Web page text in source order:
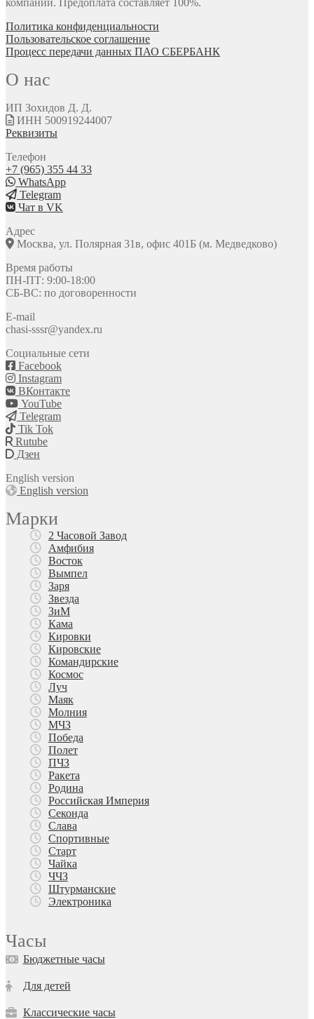
Политика конфиденциальности
Пользовательское соглашение
Процесс передачи данных ПАО СБЕРБАНК
О нас
ИП Зохидов Д. Д.
ИНН 500919244007
Реквизиты
Телефон
+7 (965) 355 44 33
WhatsApp
Telegram
Чат в VK
Адрес
Москва, ул. Полярная 31в, офис 401Б (м. Медведково)
Время работы
ПН-ПТ: 9:00-18:00
СБ-ВС: по договоренности
E-mail
chasi-sssr@yandex.ru
Социальные сети
Facebook
Instagram
ВКонтакте
YouTube
Telegram
Tik Tok
Rutube
Дзен
English version
English version
Марки
2 Часовой Завод
Амфибия
Восток
Вымпел
Заря
Звезда
ЗиМ
Кама
Кировки
Кировские
Командирские
Космос
Луч
Маяк
Молния
МЧЗ
Победа
Полет
ПЧЗ
Ракета
Родина
Российская Империя
Секонда
Слава
Спортивные
Старт
Чайка
ЧЧЗ
Штурманские
Электроника
Часы
Бюджетные часы
Для детей
Классические часы